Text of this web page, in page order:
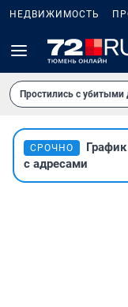
НЕДВИЖИМОСТЬ
Простились с убитыми
СРОЧНО
с адресами